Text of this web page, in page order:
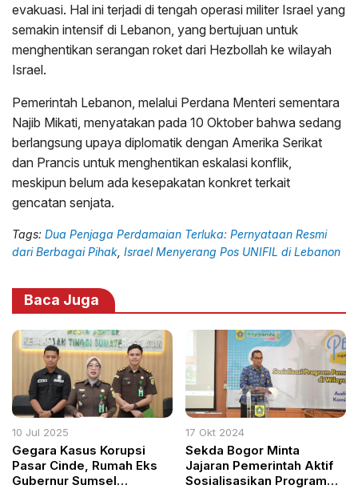
evakuasi. Hal ini terjadi di tengah operasi militer Israel yang
semakin intensif di Lebanon, yang bertujuan untuk
menghentikan serangan roket dari Hezbollah ke wilayah
Israel.
Pemerintah Lebanon, melalui Perdana Menteri sementara
Najib Mikati, menyatakan pada 10 Oktober bahwa sedang
berlangsung upaya diplomatik dengan Amerika Serikat
dan Prancis untuk menghentikan eskalasi konflik,
meskipun belum ada kesepakatan konkret terkait
gencatan senjata.
Tags: Dua Penjaga Perdamaian Terluka: Pernyataan Resmi
dari Berbagai Pihak Israel Menyerang Pos UNIFIL di Lebanon
Baca Juga
10 Jul 2025
Gegara Kasus Korupsi
Pasar Cinde, Rumah Eks
Gubernur Sumsel
17 Okt 2024
Sekda Bogor Minta
Jajaran Pemerintah Aktif
Sosialisasikan Program